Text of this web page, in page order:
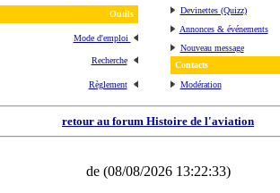
Outils
Mode d'emploi
Recherche
Règlement
Devinettes (Quizz)
Annonces & événements
Nouveau message
Contacts
Modération
retour au forum Histoire de l'aviation
de (08/08/2026 13:22:33)